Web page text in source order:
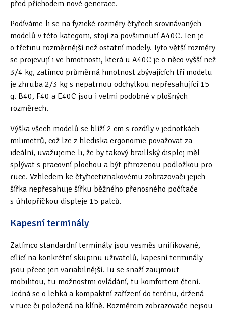
před příchodem nové generace.
Podíváme-li se na fyzické rozměry čtyřech srovnávaných
modelů v této kategorii, stojí za povšimnutí A40C. Ten je
o třetinu rozměrnější než ostatní modely. Tyto větší rozměry
se projevují i ve hmotnosti, která u A40C je o něco vyšší než
3/4 kg, zatímco průměrná hmotnost zbývajících tří modelu
je zhruba 2/3 kg s nepatrnou odchylkou nepřesahující 15
g. B40, F40 a E40C jsou i velmi podobné v plošných
rozměrech.
Výška všech modelů se blíží 2 cm s rozdíly v jednotkách
milimetrů, což lze z hlediska ergonomie považovat za
ideální, uvažujeme-li, že by takový braillský displej měl
splývat s pracovní plochou a být přirozenou podložkou pro
ruce. Vzhledem ke čtyřicetiznakovému zobrazovači jejich
šířka nepřesahuje šířku běžného přenosného počítače
s úhlopříčkou displeje 15 palců.
Kapesní terminály
Zatímco standardní terminály jsou vesměs unifikované,
cílící na konkrétní skupinu uživatelů, kapesní terminály
jsou přece jen variabilnější. Tu se snaží zaujmout
mobilitou, tu možnostmi ovládání, tu komfortem čtení.
Jedná se o lehká a kompaktní zařízení do terénu, držená
v ruce či položená na klíně. Rozměrem zobrazovače nejsou